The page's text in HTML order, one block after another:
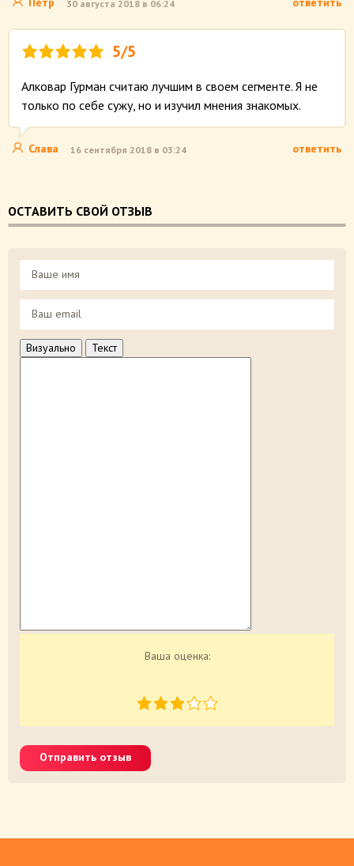
30 августа 2018 в 06:24
5/5
Алковар Гурман считаю лучшим в своем сегменте. Я не
только по себе сужу, но и изучил мнения знакомых.
Слава 16 сентября 2018 в 03:24 ответить
ОСТАВИТЬ СВОЙ ОТЗЫВ
Визуально Текст
Ваша оценка:
Отправить отзыв